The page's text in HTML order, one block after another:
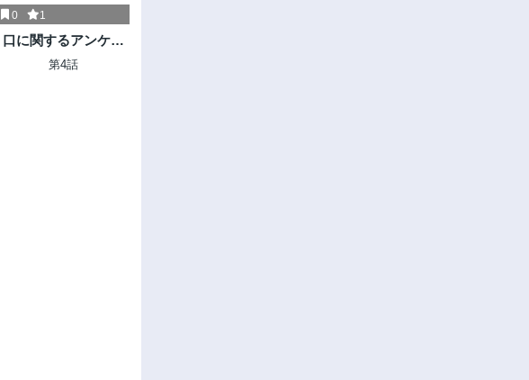
0 1
口に関するアンケー
ト
第4話